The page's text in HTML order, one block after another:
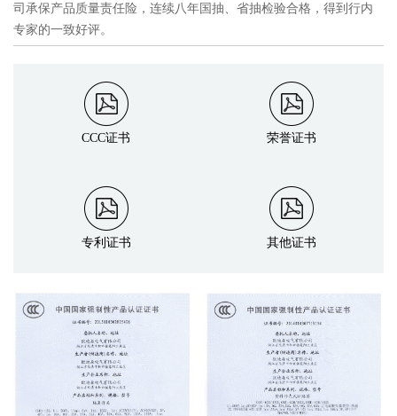
司承保产品质量责任险，连续八年国抽、省抽检验合格，得到行内
专家的一致好评。
CCC证书 荣誉证书
专利证书 其他证书